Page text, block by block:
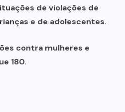
de violações de
e de adolescentes.
contra mulheres e
180.